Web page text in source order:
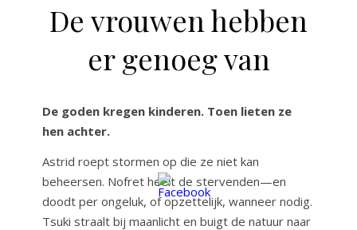
De vrouwen hebben
er genoeg van
De goden kregen kinderen. Toen lieten ze
hen achter.
Astrid roept stormen op die ze niet kan
beheersen. Nofret heelt de stervenden—en
doodt per ongeluk, of opzettelijk, wanneer nodig.
Tsuki straalt bij maanlicht en buigt de natuur naar